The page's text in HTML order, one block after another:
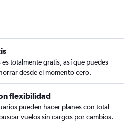
totalmente gratis, así que puedes
desde el momento cero.
flexibilidad
pueden hacer planes con total
vuelos sin cargos por cambios.